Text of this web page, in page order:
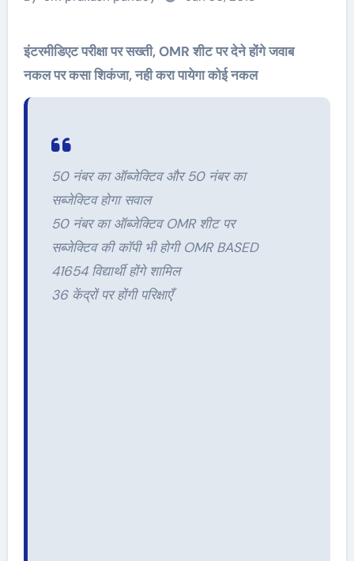
इंटरमीडिएट परीक्षा पर सख्ती, OMR शीट पर देने होंगे जवाब
नकल पर कसा शिकंजा, नही करा पायेगा कोई नकल
50 नंबर का ऑब्जेक्टिव और 50 नंबर का
सब्जेक्टिव होगा सवाल
50 नंबर का ऑब्जेक्टिव OMR शीट पर
सब्जेक्टिव की कॉपी भी होगी OMR BASED
41654 विद्यार्थी होंगे शामिल
36 केंद्रों पर होंगी परिक्षाएँ